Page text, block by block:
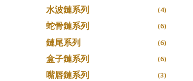
水波鏈系列 (4)
蛇骨鏈系列 (6)
鏈尾系列 (6)
盒子鏈系列 (6)
嘴唇鏈系列 (3)